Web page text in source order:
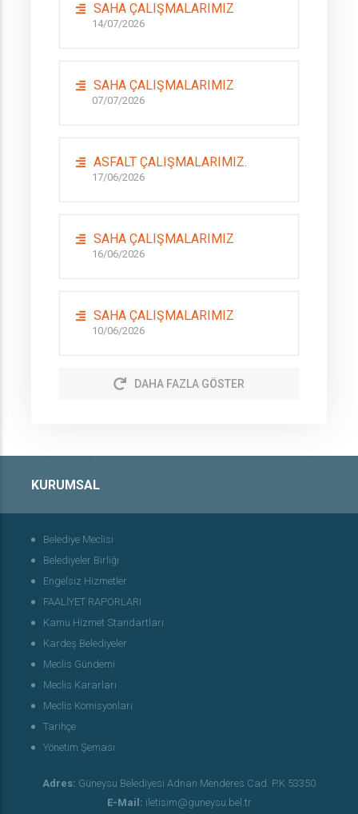
SAHA ÇALIŞMALARIMIZ
14/07/2026
SAHA ÇALIŞMALARIMIZ
07/07/2026
ASFALT ÇALIŞMALARIMIZ.
17/06/2026
SAHA ÇALIŞMALARIMIZ
16/06/2026
SAHA ÇALIŞMALARIMIZ
10/06/2026
DAHA FAZLA GÖSTER
KURUMSAL
Belediye Meclisi
Belediyeler Birliği
Engelsiz Hizmetler
FAALİYET RAPORLARI
Kamu Hizmet Standartları
Kardeş Belediyeler
Meclis Gündemi
Meclis Kararları
Meclis Komisyonları
Tarihçe
Yönetim Şeması
Adres: Güneysu Belediyesi Adnan Menderes Cad. P.K 53350
E-Mail: iletisim@guneysu.bel.tr